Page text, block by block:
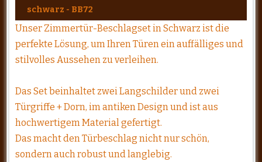
schwarz - BB72
Unser Zimmertür-Beschlagset in Schwarz ist die
perfekte Lösung, um Ihren Türen ein auffälliges und
stilvolles Aussehen zu verleihen.
Das Set beinhaltet zwei Langschilder und zwei
Türgriffe + Dorn, im antiken Design und ist aus
hochwertigem Material gefertigt.
Das macht den Türbeschlag nicht nur schön,
sondern auch robust und langlebig.